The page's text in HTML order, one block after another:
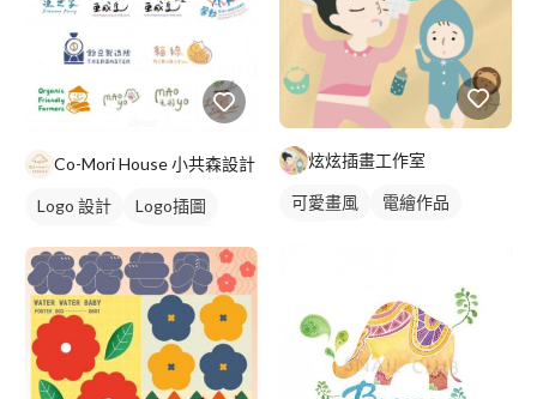
Co-Mori House 小共森設計
Logo 設計
Logo插圖
炫炫插畫工作室
可愛畫風
電繪作品